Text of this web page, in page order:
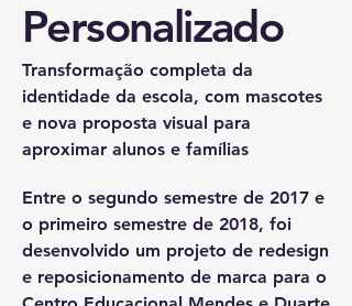
Personalizado
Transformação completa da
identidade da escola, com mascotes
e nova proposta visual para
aproximar alunos e famílias
Entre o segundo semestre de 2017 e
o primeiro semestre de 2018, foi
desenvolvido um projeto de redesign
e reposicionamento de marca para o